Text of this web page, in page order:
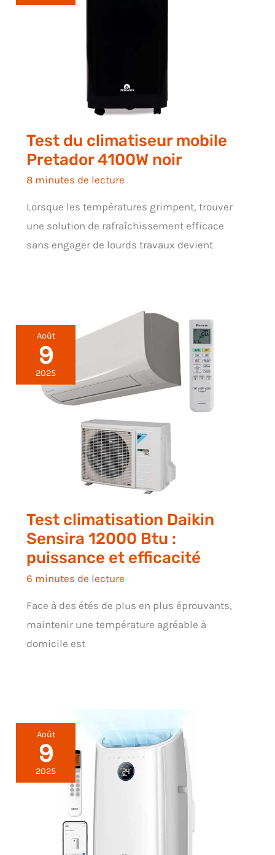
Test du climatiseur mobile
Pretador 4100W noir
8 minutes de lecture
Lorsque les températures grimpent, trouver
une solution de rafraîchissement efficace
sans engager de lourds travaux devient
Août
9
2025
Test climatisation Daikin
Sensira 12000 Btu :
puissance et efficacité
6 minutes de lecture
Face à des étés de plus en plus éprouvants,
maintenir une température agréable à
domicile est
Août
9
2025